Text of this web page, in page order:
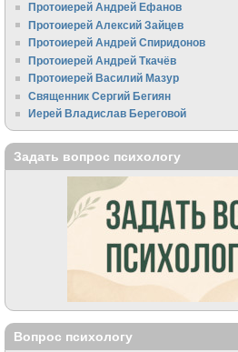
Протоиерей Андрей Ефанов
Протоиерей Алексий Зайцев
Протоиерей Андрей Спиридонов
Протоиерей Андрей Ткачёв
Протоиерей Василий Мазур
Священник Сергий Бегиян
Иерей Владислав Береговой
Задать вопрос психологу
Вопрос психологу